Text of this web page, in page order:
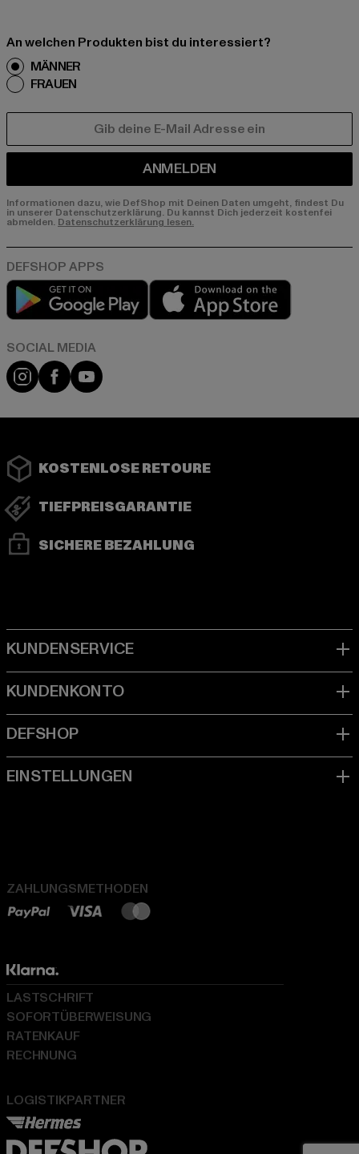
An welchen Produkten bist du interessiert?
MÄNNER
FRAUEN
ANMELDEN
Informationen dazu, wie DefShop mit Deinen Daten umgeht, findest Du
in unserer Datenschutzerklärung. Du kannst Dich jederzeit kostenfei
abmelden. Datenschutzerklärung lesen.
Play market
Instagram
FacebookYouTube
KOSTENLOSE RETOURE
TIEFPREISGARANTIE
SICHERE BEZAHLUNG
ZAHLUNGSMETHODEN
LOGISTIKPARTNER
LASTSCHRIFT
SOFORTÜBERWEISUNG
RATENKAUF
RECHNUNG